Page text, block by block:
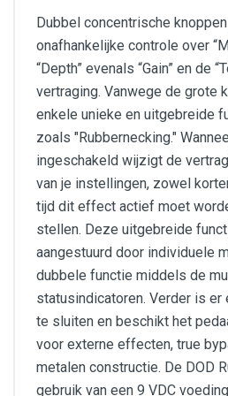
Dubbel concentrische
onafhankelijke controle over
“Depth” evenals “Gain” en de
vertraging. Vanwege de grote
enkele unieke en uitgebreide
zoals "Rubbernecking."
ingeschakeld wijzigt de
van je instellingen, zowel
tijd dit effect actief moet
stellen. Deze uitgebreide
aangestuurd door individuele
dubbele functie middels de
statusindicatoren. Verder is er
te sluiten en beschikt het
voor externe effecten, true
metalen constructie. De DOD
gebruik van een 9 VDC